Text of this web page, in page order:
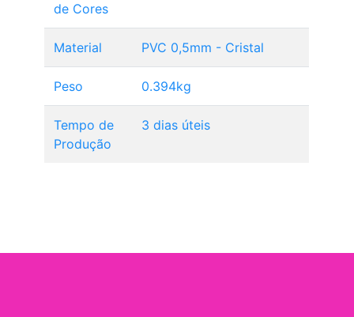
de Cores
Material PVC 0,5mm - Cristal
Peso 0.394kg
Tempo de
Produção
3 dias úteis